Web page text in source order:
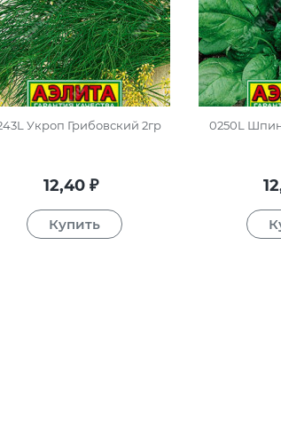
Укроп Грибовский 2гр
12,40 ₽
0250L